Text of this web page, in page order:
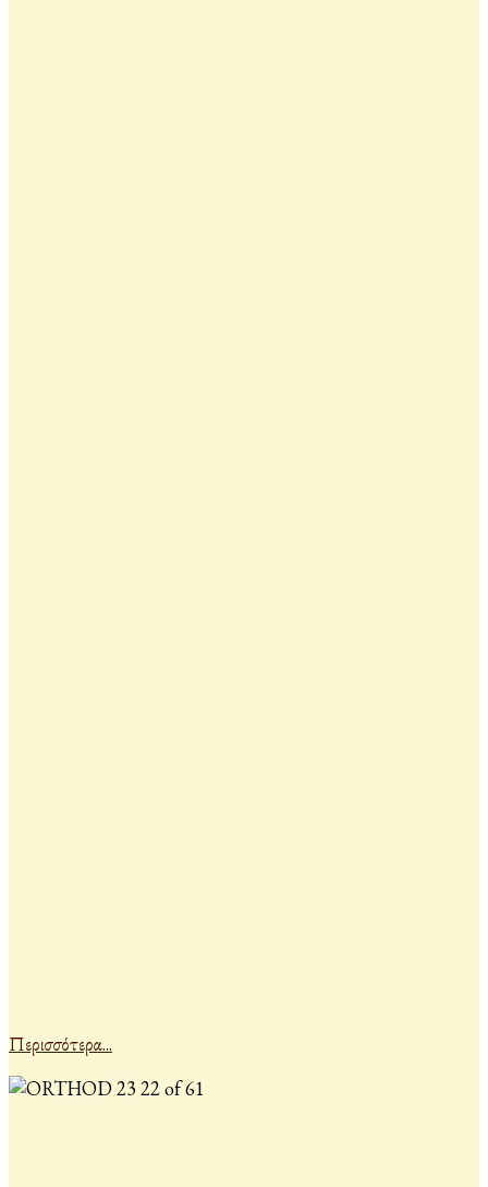
Περισσότερα...